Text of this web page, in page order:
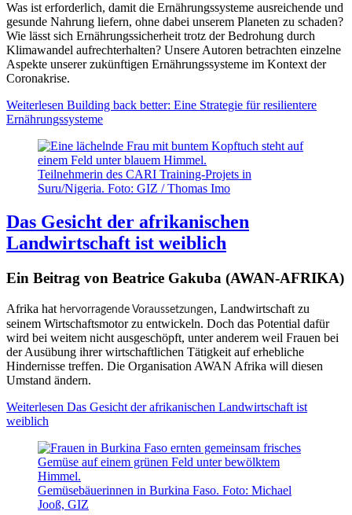
Was ist erforderlich, damit die Ernährungssysteme ausreichende und
gesunde Nahrung liefern, ohne dabei unserem Planeten zu schaden?
Wie lässt sich Ernährungssicherheit trotz der Bedrohung durch
Klimawandel aufrechterhalten? Unsere Autoren betrachten einzelne
Aspekte unserer zukünftigen Ernährungssysteme im Kontext der
Coronakrise.
Weiterlesen Building back better: Eine Strategie für resilientere
Ernährungssysteme
Teilnehmerin des CARI Training-Projets in
Suru/Nigeria. Foto: GIZ / Thomas Imo
Das Gesicht der afrikanischen
Landwirtschaft ist weiblich
Ein Beitrag von Beatrice Gakuba (AWAN-AFRIKA)
Afrika hat hervorragende Voraussetzungen, Landwirtschaft zu
seinem Wirtschaftsmotor zu entwickeln. Doch das Potential dafür
wird bei weitem nicht ausgeschöpft, unter anderem weil Frauen bei
der Ausübung ihrer wirtschaftlichen Tätigkeit auf erhebliche
Hindernisse treffen. Die Organisation AWAN Afrika will diesen
Umstand ändern.
Weiterlesen Das Gesicht der afrikanischen Landwirtschaft ist
weiblich
Gemüsebäuerinnen in Burkina Faso. Foto: Michael
Jooß, GIZ